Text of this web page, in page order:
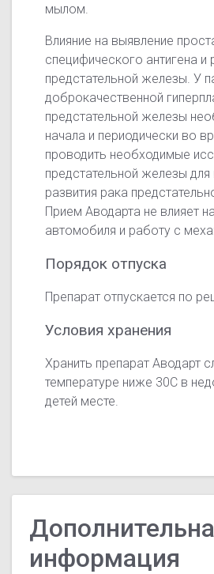
мылом.
Влияние на выявление
специфического антигена и
предстательной железы. У
доброкачественной
предстательной железы
начала и периодически во
проводить необходимые
предстательной железы для
развития рака
Прием Аводарта не влияет
автомобиля и работу с
Порядок отпуска
Препарат отпускается по
Условия хранения
Хранить препарат Аводарт
температуре ниже 30C в
детей месте.
информация